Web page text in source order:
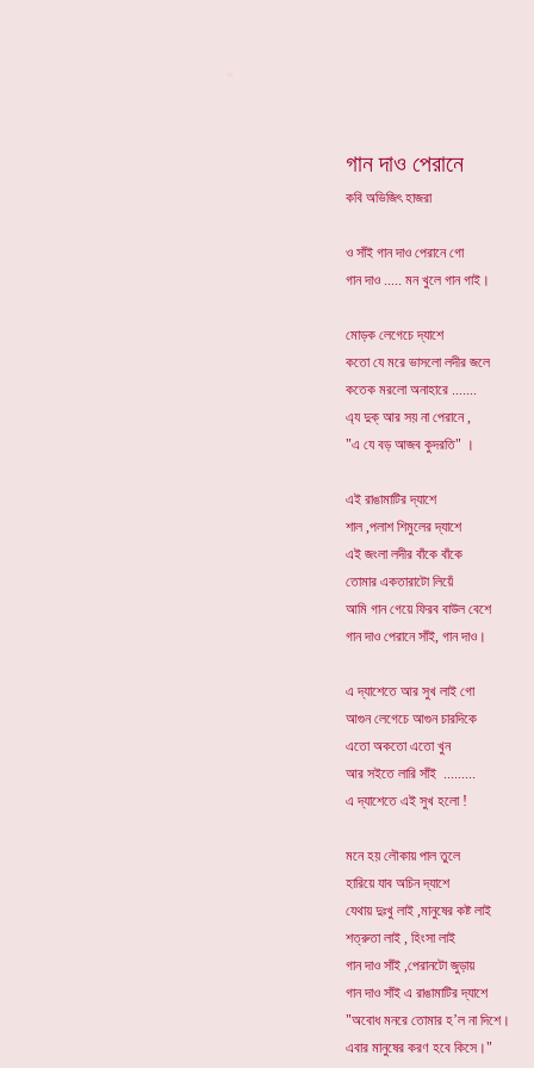
গান দাও পেরানে
কবি অভিজিৎ হাজরা
ও সাঁই গান দাও পেরানে গো
গান দাও ..... মন খুলে গান গাই।
মোড়ক লেগেচে দ্যাশে
কতো যে মরে ভাসলো লদীর জলে
কতেক মরলো অনাহারে .......
এ্য দুক্ আর স‌য় না পেরানে ,
"এ যে বড় আজব কুদরতি" ।
এই রাঙামাটির দ্যাশে
শাল ,পলাশ শিমুলের দ্যাশে
এই জংলা লদীর বাঁকে বাঁকে
তোমার একতারাটো লিয়েঁ
আমি গান গেয়ে ফিরব বাউল বেশে
গান দাও পেরানে সাঁই, গান দাও।
এ দ্যাশেতে আর সুখ লাই গো
আগুন লেগেচে আগুন চারদিকে
এতো অকতো এতো খুন
আর স‌ইতে লারি সাঁই .........
এ দ্যাশেতে এই সুখ হলো !
মনে হয় লৌকায় পাল তুলে
হারিয়ে যাব অচিন দ্যাশে
যেথায় দুঃখু লাই ,মানুষের কষ্ট লাই
শত্রুতা লাই , হিংসা লাই
গান দাও সাঁই ,পেরানটো জুড়ায়
গান দাও সাঁই এ রাঙামাটির দ্যাশে
"অবোধ মনরে তোমার হ’ল না দিশে।
এবার মানুষের করণ হবে কিসে।"